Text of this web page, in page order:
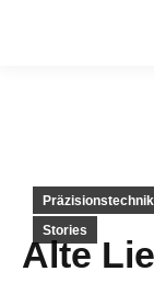
Präzisionstechnik
Stories
Alte